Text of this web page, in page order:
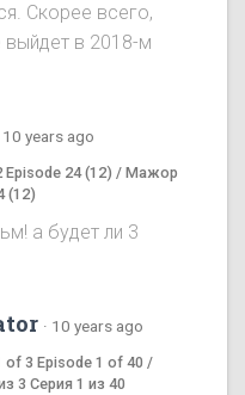
Скорее всего,
в 2018-м
10 years ago
Episode 24 (12) / Мажор
(12)
а будет ли 3
· 10 years ago
of 3 Episode 1 of 40 /
3 Серия 1 из 40